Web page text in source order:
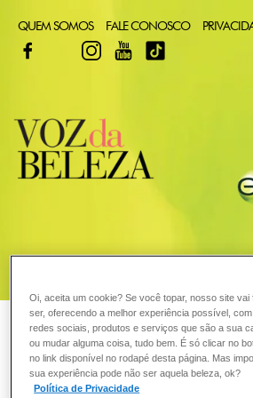
QUEM SOMOS FALE CONOSCO
FACEBOOK
TWITTER INSTAGRAM
YOUTUBE
CABELO
COLORAÇÃO
VOZ DA BELEZA GARNIER
Posso usar tintura
Oi, aceita um cookie? Se você topar, nosso site vai
ser, oferecendo a melhor experiência possível,
redes sociais, produtos e serviços que são a sua
ou mudar alguma coisa, tudo bem. É só clicar no
no link disponível no rodapé desta página. Mas
sua experiência pode não ser aquela beleza, ok?
Política de Privacidade